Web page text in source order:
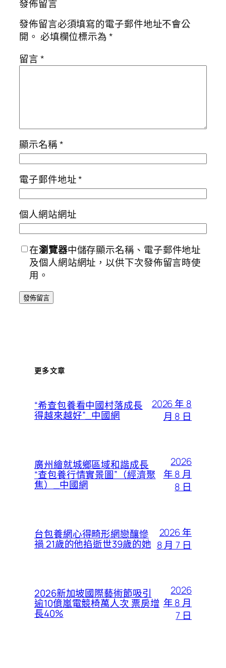
發佈留言
發佈留言必須填寫的電子郵件地址不會公
開。 必填欄位標示為*
留言*
顯示名稱*
電子郵件地址*
個人網站網址
在瀏覽器中儲存顯示名稱、電子郵件地址
及個人網站網址，以供下次發佈留言時使
用。
更多文章
“希查包養看中國村落成長
得越來越好”_中國網
2026 年 8
月 8 日
廣州繪就城鄉區域和諧成長
“查包養行情實景圖”（經濟聚
焦）_中國網
2026
年 8 月
8 日
台包養網心得畸形網戀釀慘
禍 21歲的他掐逝世39歲的她
2026 年
8 月 7 日
2026新加坡國際藝術節吸引
逾10億嵐電競椅萬人次 票房增
長40%
2026
年 8 月
7 日